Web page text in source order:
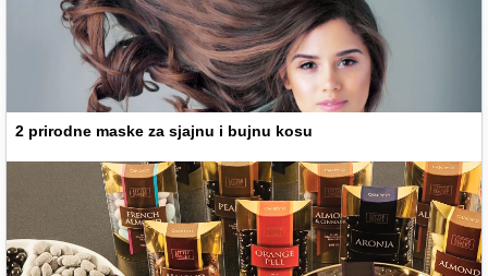
2 prirodne maske za sjajnu i bujnu kosu